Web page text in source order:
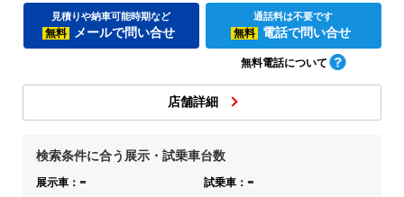
見積りや納車可能時期など
無料 メールで問い合せ
通話料は不要です
無料 電話で問い合せ
無料電話について
店舗詳細
検索条件に合う展示・試乗車台数
展示車： - 試乗車： -